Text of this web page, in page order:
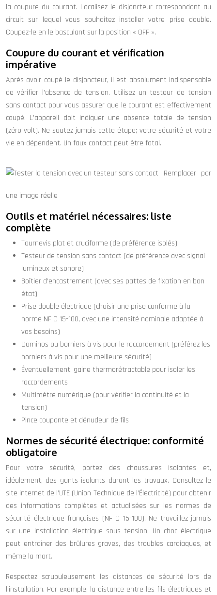
la coupure du courant. Localisez le disjoncteur correspondant au
circuit sur lequel vous souhaitez installer votre prise double.
Coupez-le en le basculant sur la position « OFF ».
Coupure du courant et vérification
impérative
Après avoir coupé le disjoncteur, il est absolument indispensable
de vérifier l’absence de tension. Utilisez un testeur de tension
sans contact pour vous assurer que le courant est effectivement
coupé. L’appareil doit indiquer une absence totale de tension
(zéro volt). Ne sautez jamais cette étape; votre sécurité et votre
vie en dépendent. Un faux contact peut être fatal.
Remplacer par
une image réelle
Outils et matériel nécessaires: liste
complète
Tournevis plat et cruciforme (de préférence isolés)
Testeur de tension sans contact (de préférence avec signal
lumineux et sonore)
Boîtier d’encastrement (avec ses pattes de fixation en bon
état)
Prise double électrique (choisir une prise conforme à la
norme NF C 15-100, avec une intensité nominale adaptée à
vos besoins)
Dominos ou borniers à vis pour le raccordement (préférez les
borniers à vis pour une meilleure sécurité)
Éventuellement, gaine thermorétractable pour isoler les
raccordements
Multimètre numérique (pour vérifier la continuité et la
tension)
Pince coupante et dénudeur de fils
Normes de sécurité électrique: conformité
obligatoire
Pour votre sécurité, portez des chaussures isolantes et,
idéalement, des gants isolants durant les travaux. Consultez le
site internet de l’UTE (Union Technique de l’Électricité) pour obtenir
des informations complètes et actualisées sur les normes de
sécurité électrique françaises (NF C 15-100). Ne travaillez jamais
sur une installation électrique sous tension. Un choc électrique
peut entraîner des brûlures graves, des troubles cardiaques, et
même la mort.
Respectez scrupuleusement les distances de sécurité lors de
l’installation. Par exemple, la distance entre les fils électriques et